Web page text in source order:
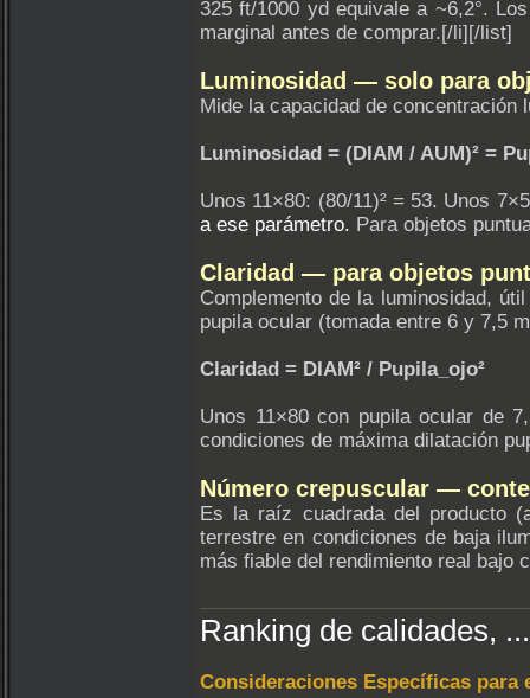
325 ft/1000 yd equivale a ~6,2°.
marginal antes de comprar.[/li][/list]
Luminosidad — solo para
Mide la capacidad de concentración
Luminosidad = (DIAM / AUM)² =
Unos 11×80: (80/11)² = 53. Unos
a ese parámetro. Para objetos
Claridad — para objetos
Complemento de la luminosidad,
pupila ocular (tomada entre 6 y 7,5
Claridad = DIAM² / Pupila_ojo²
Unos 11×80 con pupila ocular de
condiciones de máxima dilatación
Número crepuscular —
Es la raíz cuadrada del producto
terrestre en condiciones de baja
más fiable del rendimiento real bajo
Ranking de calidades,
Consideraciones Específicas para